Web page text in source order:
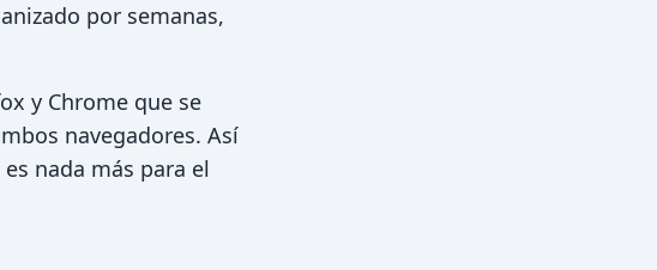
por semanas,
y Chrome que se
navegadores. Así
nada más para el